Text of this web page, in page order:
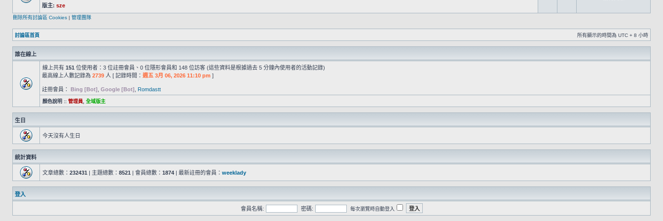
版主: sze
刪除所有討論區 Cookies | 管理團隊
討論區首頁 所有顯示的時間為 UTC + 8 小時
誰在線上
線上共有 151 位使用者：3 位註冊會員、0 位隱形會員和 148 位訪客 (這些資料是根據過去 5 分鐘內使用者的活動記錄)
最高線上人數記錄為 2739 人 [ 記錄時間： 週五 3月 06, 2026 11:10 pm ]
註冊會員： Bing [Bot] Google [Bot] Romdastt
顏色說明 :: 管理員 全域版主
生日
今天沒有人生日
統計資料
文章總數： 232431 | 主題總數： 8521 | 會員總數： 1874 | 最新註冊的會員： weeklady
登入
會員名稱: 密碼: 每次瀏覽時自動登入